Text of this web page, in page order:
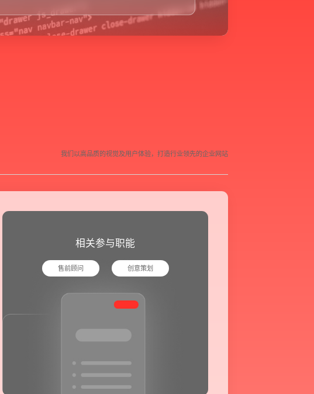
察，行业数据分析实施方案及对应预算等
我们 以高品质的视觉及用 户体验， 打造行业领先的企业 网站
相关参与职能
售前顾问 创意策划